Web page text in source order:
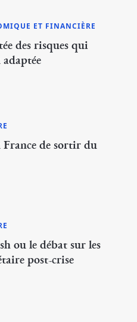
ET FINANCIÈRE
des risques qui
France de sortir du
ou le débat sur les
post-crise